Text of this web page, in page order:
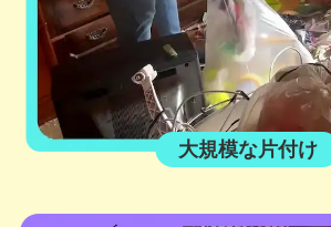
大規模な片付け